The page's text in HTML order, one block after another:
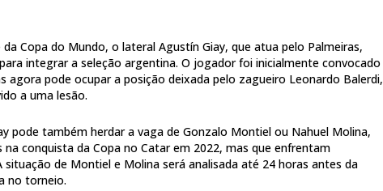
Copa do Mundo, o lateral Agustín Giay, que atua pelo Palmeiras,
integrar a seleção argentina. O jogador foi inicialmente convocado
agora pode ocupar a posição deixada pelo zagueiro Leonardo Balerdi,
a uma lesão.
pode também herdar a vaga de Gonzalo Montiel ou Nahuel Molina,
conquista da Copa no Catar em 2022, mas que enfrentam
situação de Montiel e Molina será analisada até 24 horas antes da
no torneio.